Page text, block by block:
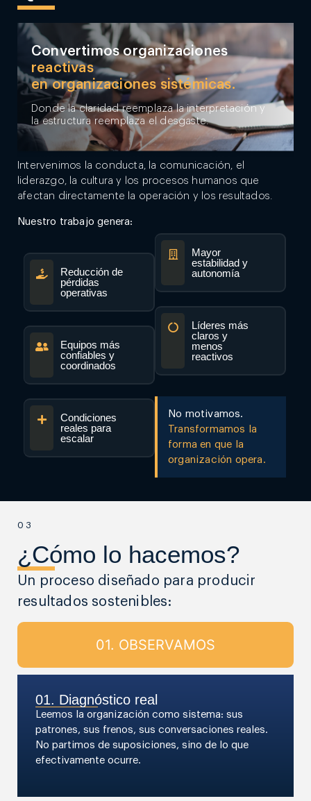
Convertimos organizaciones
reactivas
en organizaciones sistémicas.
Donde la claridad reemplaza la interpretación y
la estructura reemplaza el desgaste.
Intervenimos la conducta, la comunicación, el
liderazgo, la cultura y los procesos humanos que
afectan directamente la operación y los resultados.
Nuestro trabajo genera:
Reducción de
pérdidas
operativas
Equipos más
confiables y
coordinados
Condiciones
reales para
escalar
Mayor
estabilidad y
autonomía
Líderes más
claros y
menos
reactivos
No motivamos.
Transformamos la
forma en que la
organización opera.
03
¿Cómo lo hacemos?
Un proceso diseñado para producir
resultados sostenibles:
01. OBSERVAMOS
01. Diagnóstico real
Leemos la organización como sistema: sus
patrones, sus frenos, sus conversaciones reales.
No partimos de suposiciones, sino de lo que
efectivamente ocurre.